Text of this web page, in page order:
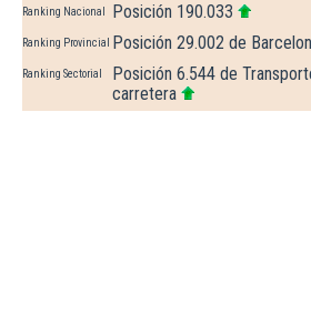
Ranking Nacional Posición 190.033
Ranking Provincial Posición 29.002 de
Ranking Sectorial
Posición 6.544 de
carretera